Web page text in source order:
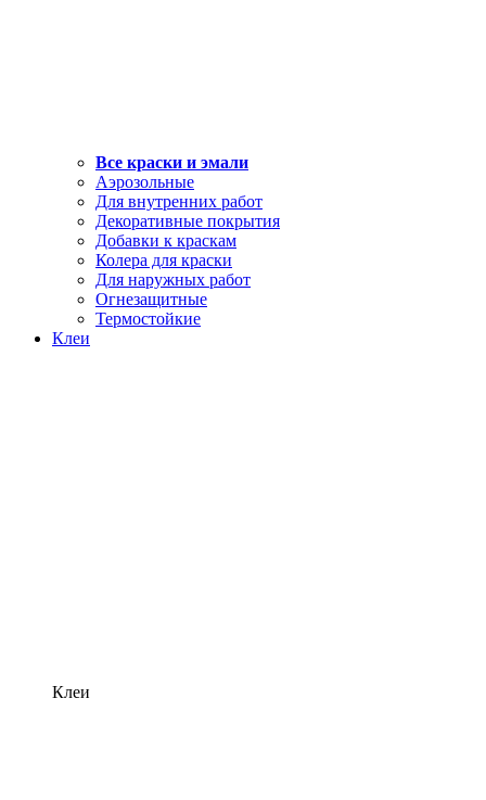
Все краски и эмали
Аэрозольные
Для внутренних работ
Декоративные покрытия
Добавки к краскам
Колера для краски
Для наружных работ
Огнезащитные
Термостойкие
Клеи
Клеи